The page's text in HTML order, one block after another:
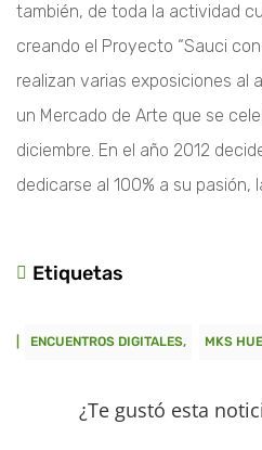
también, de toda la actividad
creando el Proyecto “Sauci
realizan varias exposiciones al
un Mercado de Arte que se
diciembre. En el año 2012
dedicarse al 100% a su pasión,
 Etiquetas
ENCUENTROS DIGITALES MKS
¿Te gustó esta